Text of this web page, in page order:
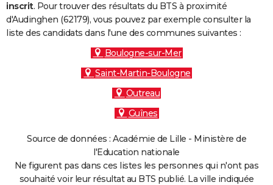
S'inscrire
Se connecter
Lycées
Collèges
Primaires
Universités
Entreprises
Service militaire
Avis de recherche
AVIS DE DÉCÈS
FORUM
inscrit. Pour trouver des résultats du BTS à proximité
d'Audinghen (62179), vous pouvez par exemple consulter la
liste des candidats dans l'une des communes suivantes :
Boulogne-sur-Mer
Saint-Martin-Boulogne
Outreau
Guînes
Source de données : Académie de Lille - Ministère de
l'Education nationale
Ne figurent pas dans ces listes les personnes qui n'ont pas
souhaité voir leur résultat au BTS publié. La ville indiquée